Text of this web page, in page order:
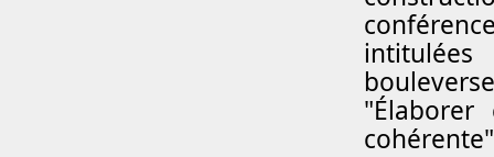
"Élaborer